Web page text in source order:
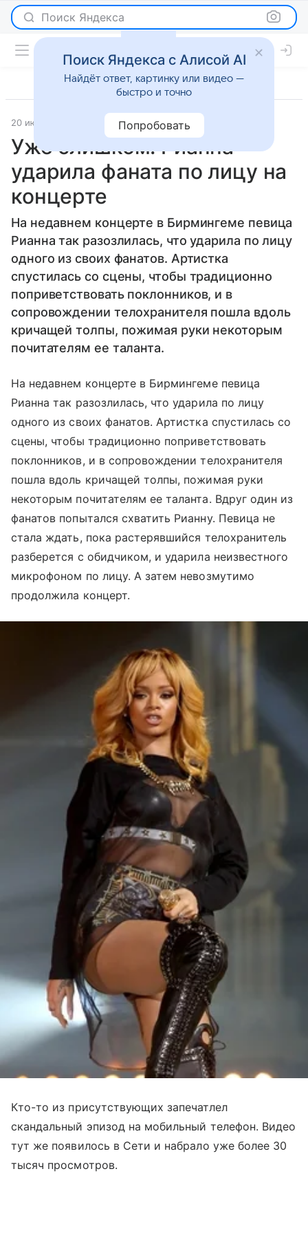
Поиск Яндекса
20 июня 2013 Светская жизнь
Уже слишком: Рианна
ударила фаната по лицу на
концерте
На недавнем концерте в Бирмингеме певица
Рианна так разозлилась, что ударила по лицу
одного из своих фанатов. Артистка
спустилась со сцены, чтобы традиционно
поприветствовать поклонников, и в
сопровождении телохранителя пошла вдоль
кричащей толпы, пожимая руки некоторым
почитателям ее таланта.
На недавнем концерте в Бирмингеме певица
Рианна так разозлилась, что ударила по лицу
одного из своих фанатов. Артистка спустилась со
сцены, чтобы традиционно поприветствовать
поклонников, и в сопровождении телохранителя
пошла вдоль кричащей толпы, пожимая руки
некоторым почитателям ее таланта. Вдруг один из
фанатов попытался схватить Рианну. Певица не
стала ждать, пока растерявшийся телохранитель
разберется с обидчиком, и ударила неизвестного
микрофоном по лицу. А затем невозмутимо
продолжила концерт.
Кто-то из присутствующих запечатлел
скандальный эпизод на мобильный телефон. Видео
тут же появилось в Сети и набрало уже более 30
тысяч просмотров.
Поиск Яндекса с Алисой AI
Найдёт ответ, картинку или видео —
быстро и точно
Попробовать